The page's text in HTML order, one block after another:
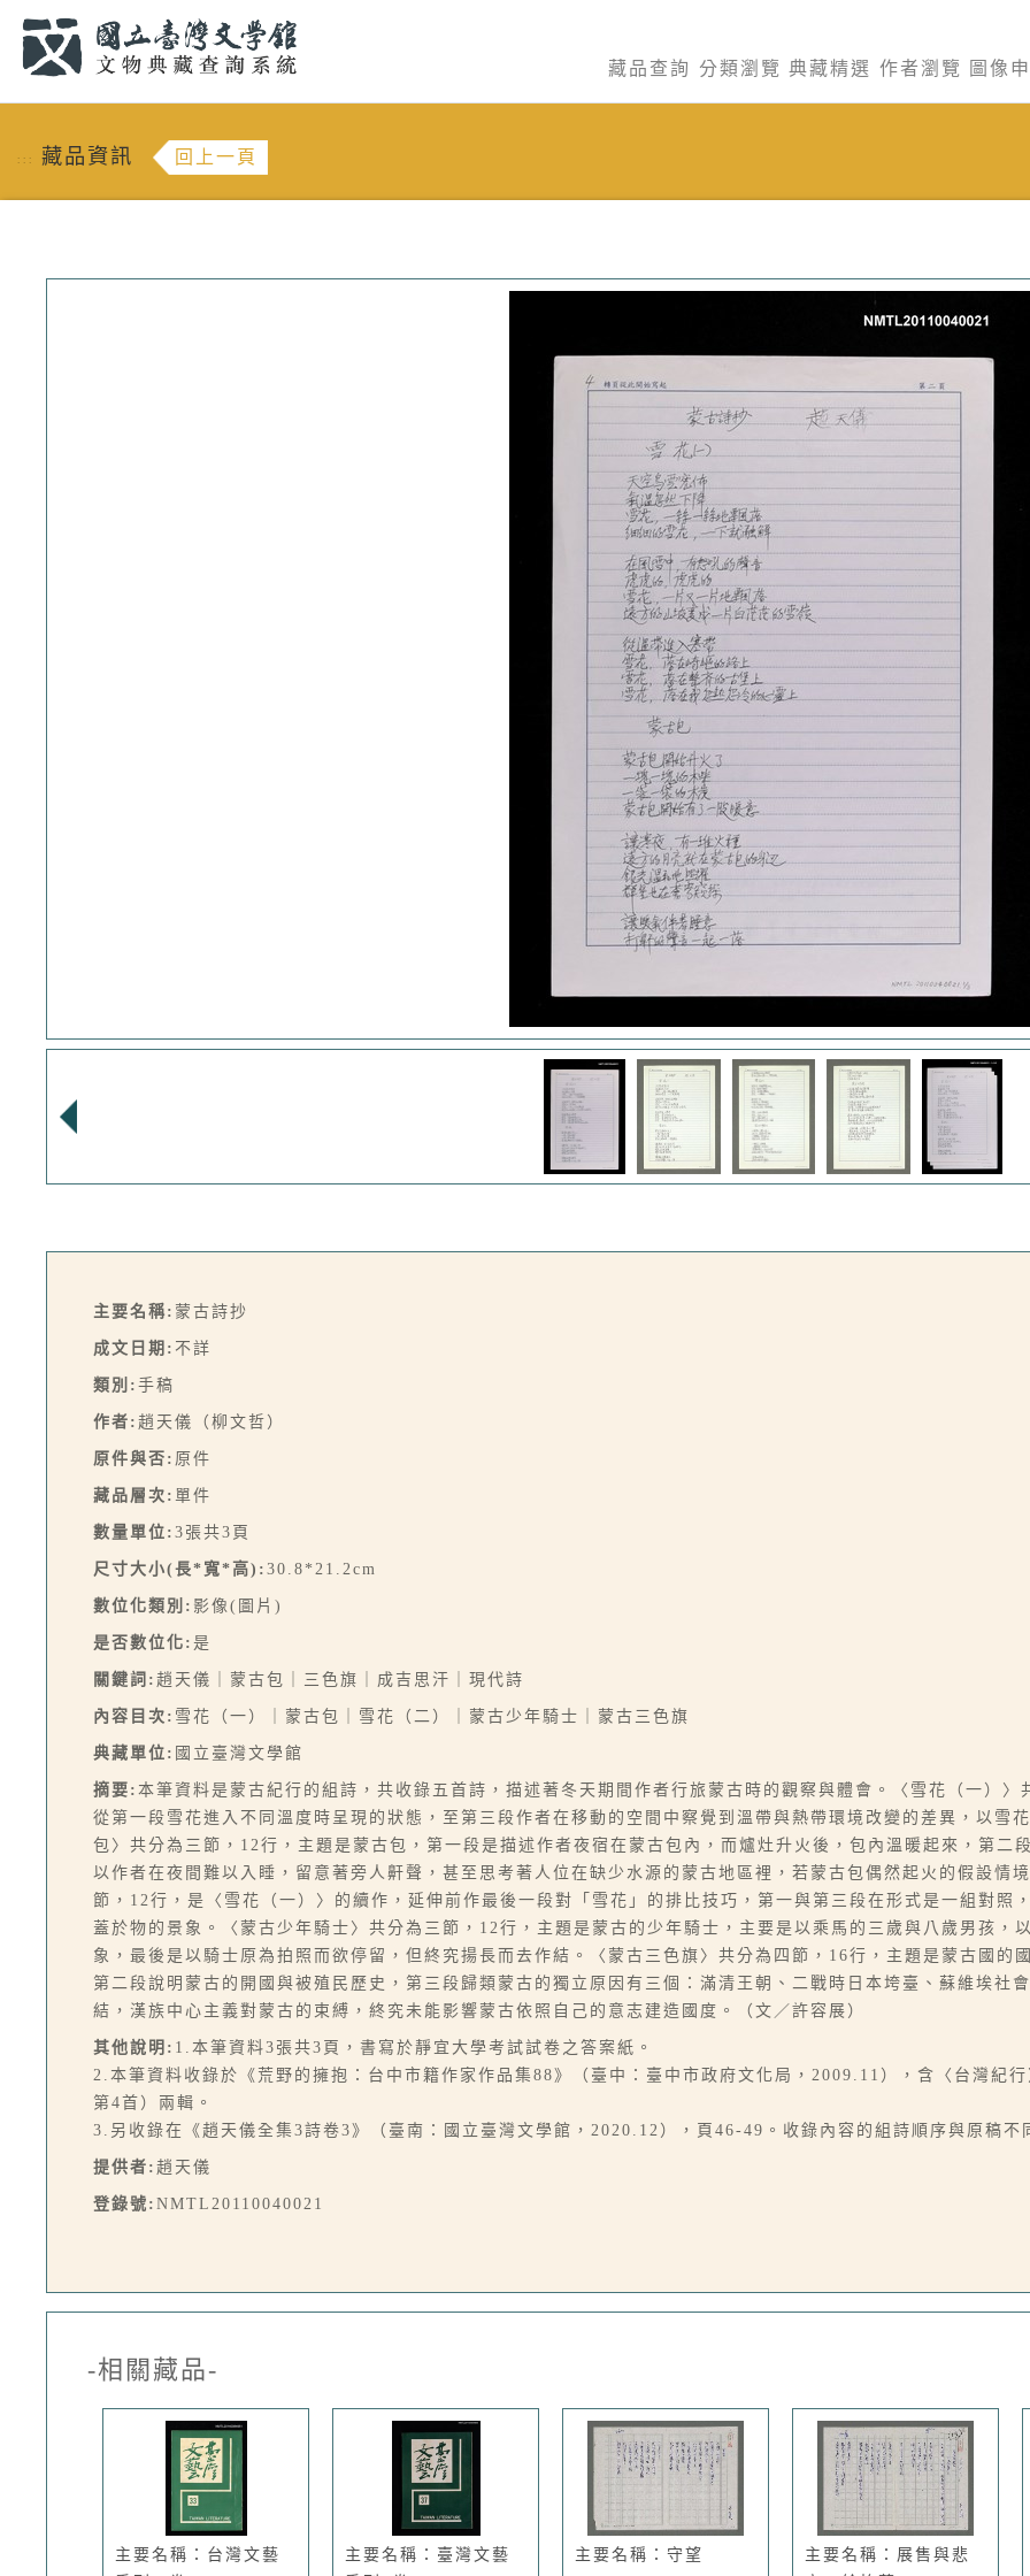
藏品查詢 分類瀏覽 典藏精選 作者瀏覽 圖像
::: 藏品資訊 回上一頁
主要名稱: 蒙古詩抄
成文日期: 不詳
類別: 手稿
作者: 趙天儀（柳文哲）
原件與否: 原件
藏品層次: 單件
數量單位: 3張共3頁
尺寸大小(長*寬*高): 30.8*21.2cm
數位化類別: 影像(圖片)
是否數位化: 是
關鍵詞: 趙天儀｜蒙古包｜三色旗｜成吉思汗｜現代詩
內容目次: 雪花（一）｜蒙古包｜雪花（二）｜蒙古少年騎士｜蒙古三色旗
典藏單位: 國立臺灣文學館
摘要: 本筆資料是蒙古紀行的組詩，共收錄五首詩，描述著冬天期間作者行旅蒙古時的觀察與體會。〈雪花（一）
從第一段雪花進入不同溫度時呈現的狀態，至第三段作者在移動的空間中察覺到溫帶與熱帶環境改變的差異，以雪
包〉共分為三節，12行，主題是蒙古包，第一段是描述作者夜宿在蒙古包內，而爐灶升火後，包內溫暖起來，第二
以作者在夜間難以入睡，留意著旁人鼾聲，甚至思考著人位在缺少水源的蒙古地區裡，若蒙古包偶然起火的假設情
節，12行，是〈雪花（一）〉的續作，延伸前作最後一段對「雪花」的排比技巧，第一與第三段在形式是一組對照
蓋於物的景象。〈蒙古少年騎士〉共分為三節，12行，主題是蒙古的少年騎士，主要是以乘馬的三歲與八歲男孩，
象，最後是以騎士原為拍照而欲停留，但終究揚長而去作結。〈蒙古三色旗〉共分為四節，16行，主題是蒙古國的
第二段說明蒙古的開國與被殖民歷史，第三段歸類蒙古的獨立原因有三個：滿清王朝、二戰時日本垮臺、蘇維埃社
結，漢族中心主義對蒙古的束縛，終究未能影響蒙古依照自己的意志建造國度。（文／許容展）
其他說明: 1.本筆資料3張共3頁，書寫於靜宜大學考試試卷之答案紙。
2.本筆資料收錄於《荒野的擁抱：台中市籍作家作品集88》（臺中：臺中市政府文化局，2009.11），含〈台灣紀
第4首）兩輯。
3.另收錄在《趙天儀全集3詩卷3》（臺南：國立臺灣文學館，2020.12），頁46-49。收錄內容的組詩順序與原稿不
提供者: 趙天儀
登錄號: NMTL20110040021
-相關藏品-
主要名稱：台灣文藝
主要名稱：臺灣文藝
主要名稱：守望
主要名稱：展售與悲